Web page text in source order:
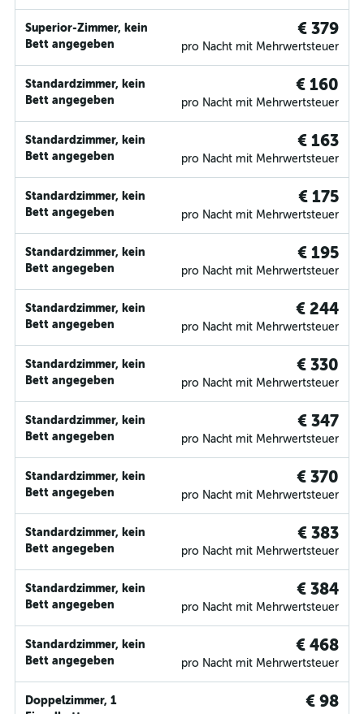
Superior-Zimmer, kein
Bett angegeben
€ 379
pro Nacht mit Mehrwertsteuer
Standardzimmer, kein
Bett angegeben
€ 160
pro Nacht mit Mehrwertsteuer
Standardzimmer, kein
Bett angegeben
€ 163
pro Nacht mit Mehrwertsteuer
Standardzimmer, kein
Bett angegeben
€ 175
pro Nacht mit Mehrwertsteuer
Standardzimmer, kein
Bett angegeben
€ 195
pro Nacht mit Mehrwertsteuer
Standardzimmer, kein
Bett angegeben
€ 244
pro Nacht mit Mehrwertsteuer
Standardzimmer, kein
Bett angegeben
€ 330
pro Nacht mit Mehrwertsteuer
Standardzimmer, kein
Bett angegeben
€ 347
pro Nacht mit Mehrwertsteuer
Standardzimmer, kein
Bett angegeben
€ 370
pro Nacht mit Mehrwertsteuer
Standardzimmer, kein
Bett angegeben
€ 383
pro Nacht mit Mehrwertsteuer
Standardzimmer, kein
Bett angegeben
€ 384
pro Nacht mit Mehrwertsteuer
Standardzimmer, kein
Bett angegeben
€ 468
pro Nacht mit Mehrwertsteuer
Doppelzimmer, 1
€ 98